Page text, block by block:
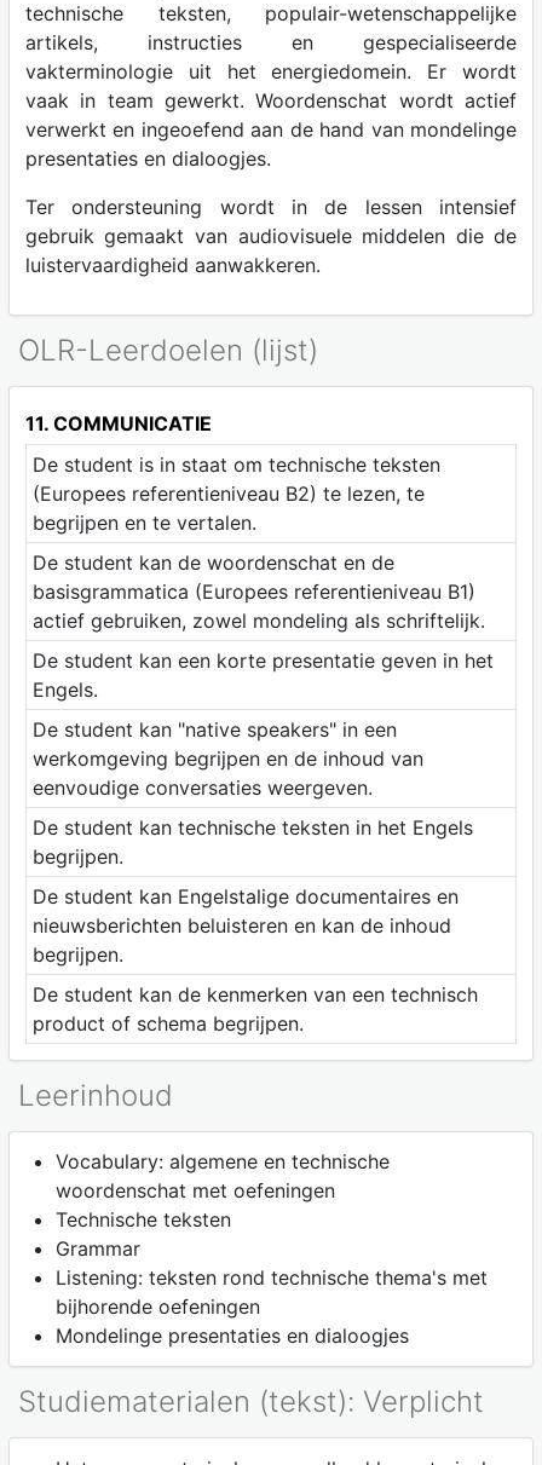
technische teksten, populair-wetenschappelijke
artikels, instructies en gespecialiseerde
vakterminologie uit het energiedomein. Er wordt
vaak in team gewerkt. Woordenschat wordt actief
verwerkt en ingeoefend aan de hand van mondelinge
presentaties en dialoogjes.
Ter ondersteuning wordt in de lessen intensief
gebruik gemaakt van audiovisuele middelen die de
luistervaardigheid aanwakkeren.
OLR-Leerdoelen (lijst)
11. COMMUNICATIE
De student is in staat om technische teksten
(Europees referentieniveau B2) te lezen, te
begrijpen en te vertalen.
De student kan de woordenschat en de
basisgrammatica (Europees referentieniveau B1)
actief gebruiken, zowel mondeling als schriftelijk.
De student kan een korte presentatie geven in het
Engels.
De student kan "native speakers" in een
werkomgeving begrijpen en de inhoud van
eenvoudige conversaties weergeven.
De student kan technische teksten in het Engels
begrijpen.
De student kan Engelstalige documentaires en
nieuwsberichten beluisteren en kan de inhoud
begrijpen.
De student kan de kenmerken van een technisch
product of schema begrijpen.
Leerinhoud
Vocabulary: algemene en technische
woordenschat met oefeningen
Technische teksten
Grammar
Listening: teksten rond technische thema's met
bijhorende oefeningen
Mondelinge presentaties en dialoogjes
Studiematerialen (tekst): Verplicht